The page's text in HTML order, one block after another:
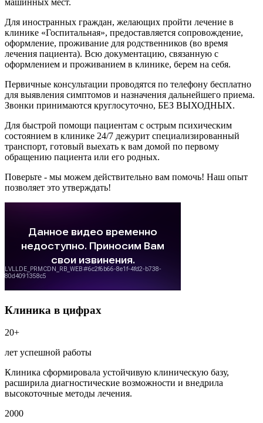
машинных мест.
Для иностранных граждан, желающих пройти лечение в
клинике «Госпитальная», предоставляется сопровождение,
оформление, проживание для родственников (во время
лечения пациента). Всю документацию, связанную с
оформлением и проживанием в клинике, берем на себя.
Первичные консультации проводятся по телефону бесплатно
для выявления симптомов и назначения дальнейшего приема.
Звонки принимаются круглосуточно, БЕЗ ВЫХОДНЫХ.
Для быстрой помощи пациентам с острым психическим
состоянием в клинике 24/7 дежурит специализированный
транспорт, готовый выехать к вам домой по первому
обращению пациента или его родных.
Поверьте - мы можем действительно вам помочь! Наш опыт
позволяет это утверждать!
Клиника в цифрах
20+
лет успешной работы
Клиника сформировала устойчивую клиническую базу,
расширила диагностические возможности и внедрила
высокоточные методы лечения.
2000